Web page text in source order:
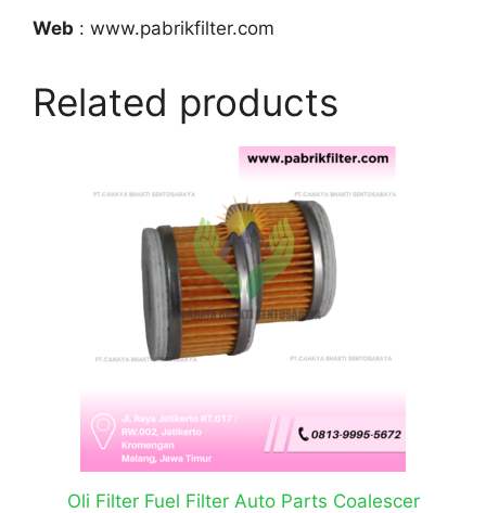
Web : www.pabrikfilter.com
Related products
Oli Filter Fuel Filter Auto Parts Coalescer